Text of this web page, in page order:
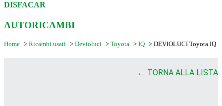
DISFACAR
AUTORICAMBI
Home > Ricambi usati > Devioluci > Toyota > IQ > DEVIOLUCI Toyota IQ
← TORNA ALLA LISTA